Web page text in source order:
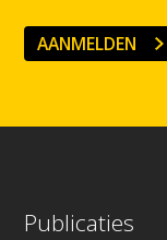
AANMELDEN
Publicaties